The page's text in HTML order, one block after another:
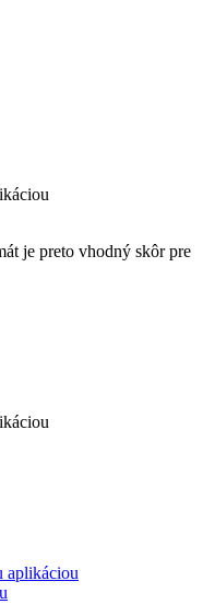
je preto vhodný skôr pre
aplikáciou